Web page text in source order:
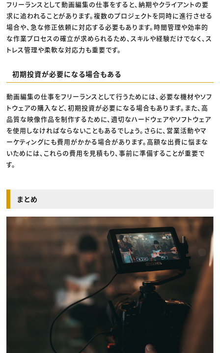
フリーランスとして動画編集の仕事をすると、納期やクライアントの要
求に追われることがあります。複数のプロジェクトを同時に進行させる
場合や、急な修正依頼に対応する必要もあります。時間管理や効率的
な作業プロセスの確立が求められるため、スキルや経験だけでなく、ス
トレス管理や柔軟な対応力も重要です。
初期投資が必要になる場合もある
動画編集の仕事をフリーランスとして行うためには、必要な機材やソフ
トウェアの購入など、初期投資が必要になる場合もあります。また、高
品質な映像作品を制作するために、適切なハードウェアやソフトウェア
を使用しなければならないこともあるでしょう。さらに、営業活動やマ
ーケティングにも費用がかかる場合があります。高額な出費に悩まな
いためには、これらの費用を見積もり、事前に準備することが重要で
す。
まとめ